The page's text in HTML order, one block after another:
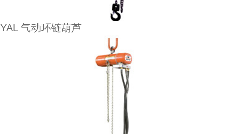
YAL 气动环链葫芦